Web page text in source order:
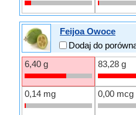
Feijoa Owoce
Dodaj do
6,40 g
83,28 g
0,14 mg 0,00 mcg